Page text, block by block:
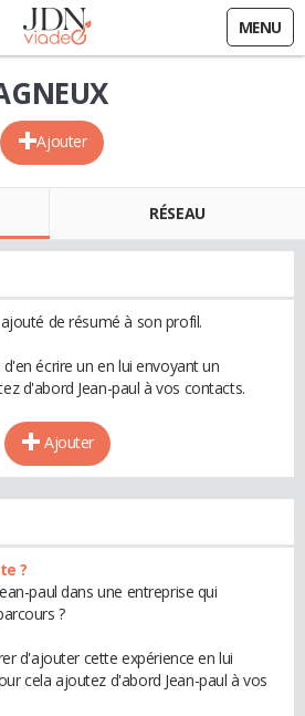
MENU
Ajouter
RÉSEAU
de résumé à son profil.
écrire un en lui envoyant un
d'abord Jean-paul à vos contacts.
Ajouter
?
paul dans une entreprise qui
?
d'ajouter cette expérience en lui
cela ajoutez d'abord Jean-paul à vos